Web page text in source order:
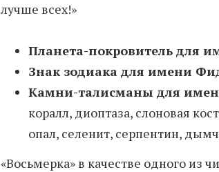
лучше всех!»
Планета-покровитель для
Знак зодиака для имени
Камни-талисманы для
коралл, диоптаза, слоновая
опал, селенит, серпентин,
«Восьмерка» в качестве одного из